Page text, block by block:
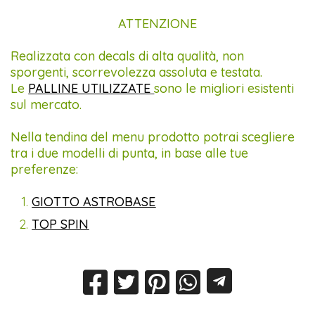
ATTENZIONE
Realizzata con decals di alta qualità, non
sporgenti, scorrevolezza assoluta e testata.
Le PALLINE UTILIZZATE sono le migliori esistenti
sul mercato.
Nella tendina del menu prodotto potrai scegliere
tra i due modelli di punta, in base alle tue
preferenze:
GIOTTO ASTROBASE
TOP SPIN